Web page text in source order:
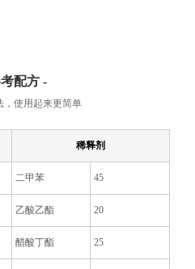
配方 -
，使用起来更简单
稀释剂
二甲苯 45
乙酸乙酯 20
醋酸丁酯 25